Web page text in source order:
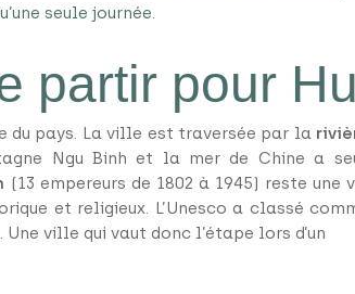
seule journée.
partir pour
du pays. La ville est traversée par la
Ngu Binh et la mer de Chine a
(13 empereurs de 1802 à 1945) reste
et religieux. L’Unesco a classé
ville qui vaut donc l’étape lors d’un